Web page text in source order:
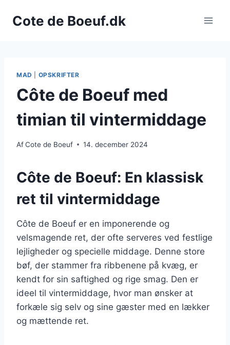
Cote de Boeuf.dk
MAD OPSKRIFTER
Côte de Boeuf med
timian til vintermiddage
AfCote de Boeuf 14. december 2024
Côte de Boeuf: En klassisk
ret til vintermiddage
Côte de Boeuf er en imponerende og
velsmagende ret, der ofte serveres ved festlige
lejligheder og specielle middage. Denne store
bøf, der stammer fra ribbenene på kvæg, er
kendt for sin saftighed og rige smag. Den er
ideel til vintermiddage, hvor man ønsker at
forkæle sig selv og sine gæster med en lækker
og mættende ret.